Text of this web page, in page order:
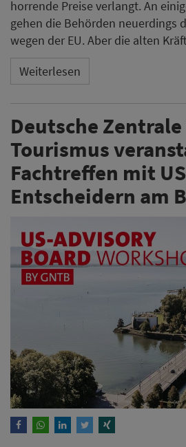
horrende Preise verlangt. An
gehen die Behörden neuerdings
wegen der EU. Aber die alten
Weiterlesen
Deutsche
Tourismus
Fachtreffen mit
Entscheidern am